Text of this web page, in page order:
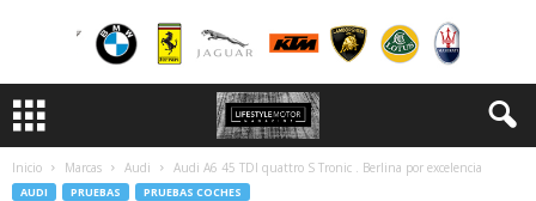
Inicio Marcas Audi Audi A6 45 TDI quattro S Tronic . Berlina por excelencia
AUDI PRUEBAS PRUEBAS COCHES